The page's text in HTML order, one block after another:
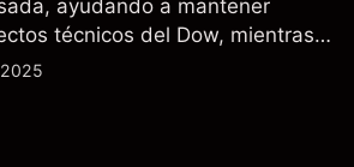
ayudando a mantener
técnicos del Dow, mientras
los traders minoristas